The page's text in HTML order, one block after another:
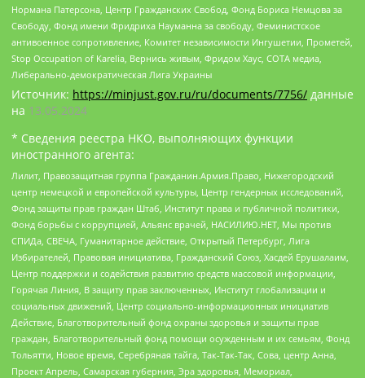
Нормана Патерсона, Центр Гражданских Свобод, Фонд Бориса Немцова за
Свободу, Фонд имени Фридриха Науманна за свободу, Феминистское
антивоенное сопротивление, Комитет независимости Ингушетии, Прометей,
Stop Occupation of Karelia, Вернись живым, Фридом Хаус, СОТА медиа,
Либерально-демократическая Лига Украины
Источник: https://minjust.gov.ru/ru/documents/7756/ данные
на 13.05.2024
* Сведения реестра НКО, выполняющих функции
иностранного агента:
Лилит, Правозащитная группа Гражданин.Армия.Право, Нижегородский
центр немецкой и европейской культуры, Центр гендерных исследований,
Фонд защиты прав граждан Штаб, Институт права и публичной политики,
Фонд борьбы с коррупцией, Альянс врачей, НАСИЛИЮ.НЕТ, Мы против
СПИДа, СВЕЧА, Гуманитарное действие, Открытый Петербург, Лига
Избирателей, Правовая инициатива, Гражданский Союз, Хасдей Ерушалаим,
Центр поддержки и содействия развитию средств массовой информации,
Горячая Линия, В защиту прав заключенных, Институт глобализации и
социальных движений, Центр социально-информационных инициатив
Действие, Благотворительный фонд охраны здоровья и защиты прав
граждан, Благотворительный фонд помощи осужденным и их семьям, Фонд
Тольятти, Новое время, Серебряная тайга, Так-Так-Так, Сова, центр Анна,
Проект Апрель, Самарская губерния, Эра здоровья, Мемориал,